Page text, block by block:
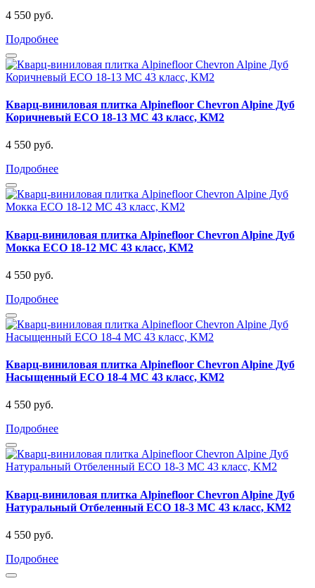
4 550 руб.
Подробнее
Кварц-виниловая плитка Alpinefloor Chevron Alpine Дуб
Коричневый ECO 18-13 MC 43 класс, KM2
4 550 руб.
Подробнее
Кварц-виниловая плитка Alpinefloor Chevron Alpine Дуб
Мокка ECO 18-12 MC 43 класс, KM2
4 550 руб.
Подробнее
Кварц-виниловая плитка Alpinefloor Chevron Alpine Дуб
Насыщенный ECO 18-4 MC 43 класс, KM2
4 550 руб.
Подробнее
Кварц-виниловая плитка Alpinefloor Chevron Alpine Дуб
Натуральный Отбеленный ECO 18-3 MC 43 класс, KM2
4 550 руб.
Подробнее